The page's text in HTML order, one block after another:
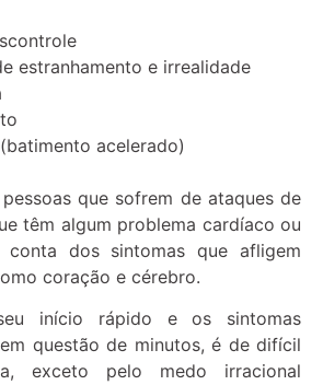
estranhamento e irrealidade
acelerado)
que sofrem de ataques de
têm algum problema cardíaco ou
conta dos sintomas que afligem
coração e cérebro.
início rápido e os sintomas
questão de minutos, é de difícil
exceto pelo medo irracional